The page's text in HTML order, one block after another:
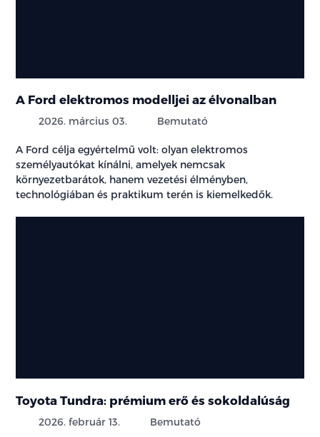
A Ford elektromos modelljei az élvonalban
2026. március 03. Bemutató
A Ford célja egyértelmű volt: olyan elektromos
személyautókat kínálni, amelyek nemcsak
környezetbarátok, hanem vezetési élményben,
technológiában és praktikum terén is kiemelkedők.
Toyota Tundra: prémium erő és sokoldalúság
2026. február 13. Bemutató